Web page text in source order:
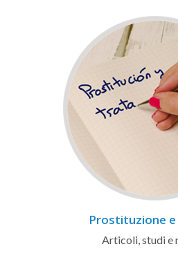
Prostituzione
Articoli, studi e